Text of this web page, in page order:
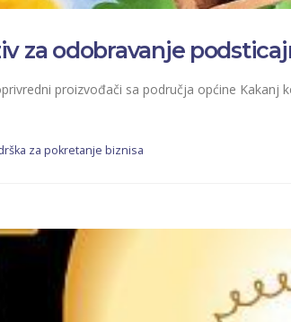
za odobravanje
proizvođači sa područja općine Kakanj
za pokretanje biznisa